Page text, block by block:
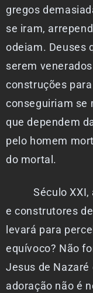
gregos
se iram,
odeiam. Deuses
serem
construções
conseguiriam se
que dependem
pelo homem
do mortal.
Século
e construtores
levará para
equívoco? Não
Jesus de Nazaré
adoração não é